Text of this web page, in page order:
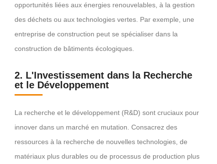
opportunités liées aux énergies renouvelables, à la gestion
des déchets ou aux technologies vertes. Par exemple, une
entreprise de construction peut se spécialiser dans la
construction de bâtiments écologiques.
2. L'Investissement dans la Recherche
et le Développement
La recherche et le développement (R&D) sont cruciaux pour
innover dans un marché en mutation. Consacrez des
ressources à la recherche de nouvelles technologies, de
matériaux plus durables ou de processus de production plus